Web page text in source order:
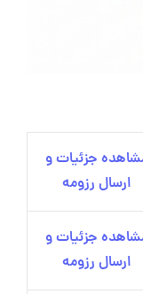
جزئیات و
ارسال رزومه
جزئیات و
ارسال رزومه